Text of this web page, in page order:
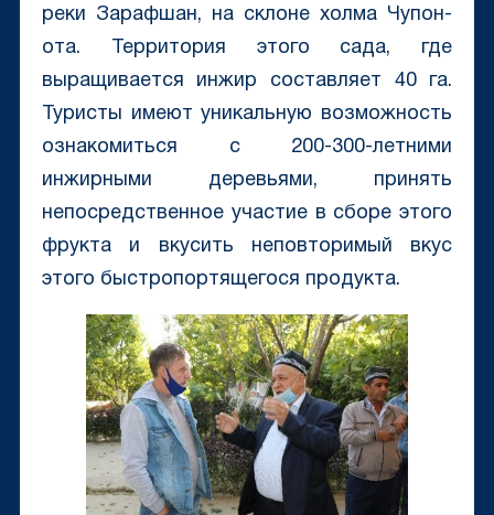
реки Зарафшан, на склоне холма Чупон-
ота. Территория этого сада, где
выращивается инжир составляет 40 га.
Туристы имеют уникальную возможность
ознакомиться с 200-300-летними
инжирными деревьями, принять
непосредственное участие в сборе этого
фрукта и вкусить неповторимый вкус
этого быстропортящегося продукта.